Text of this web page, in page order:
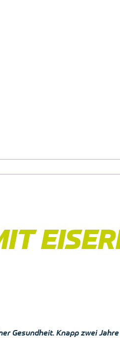
Gesundheit. Knapp zwei